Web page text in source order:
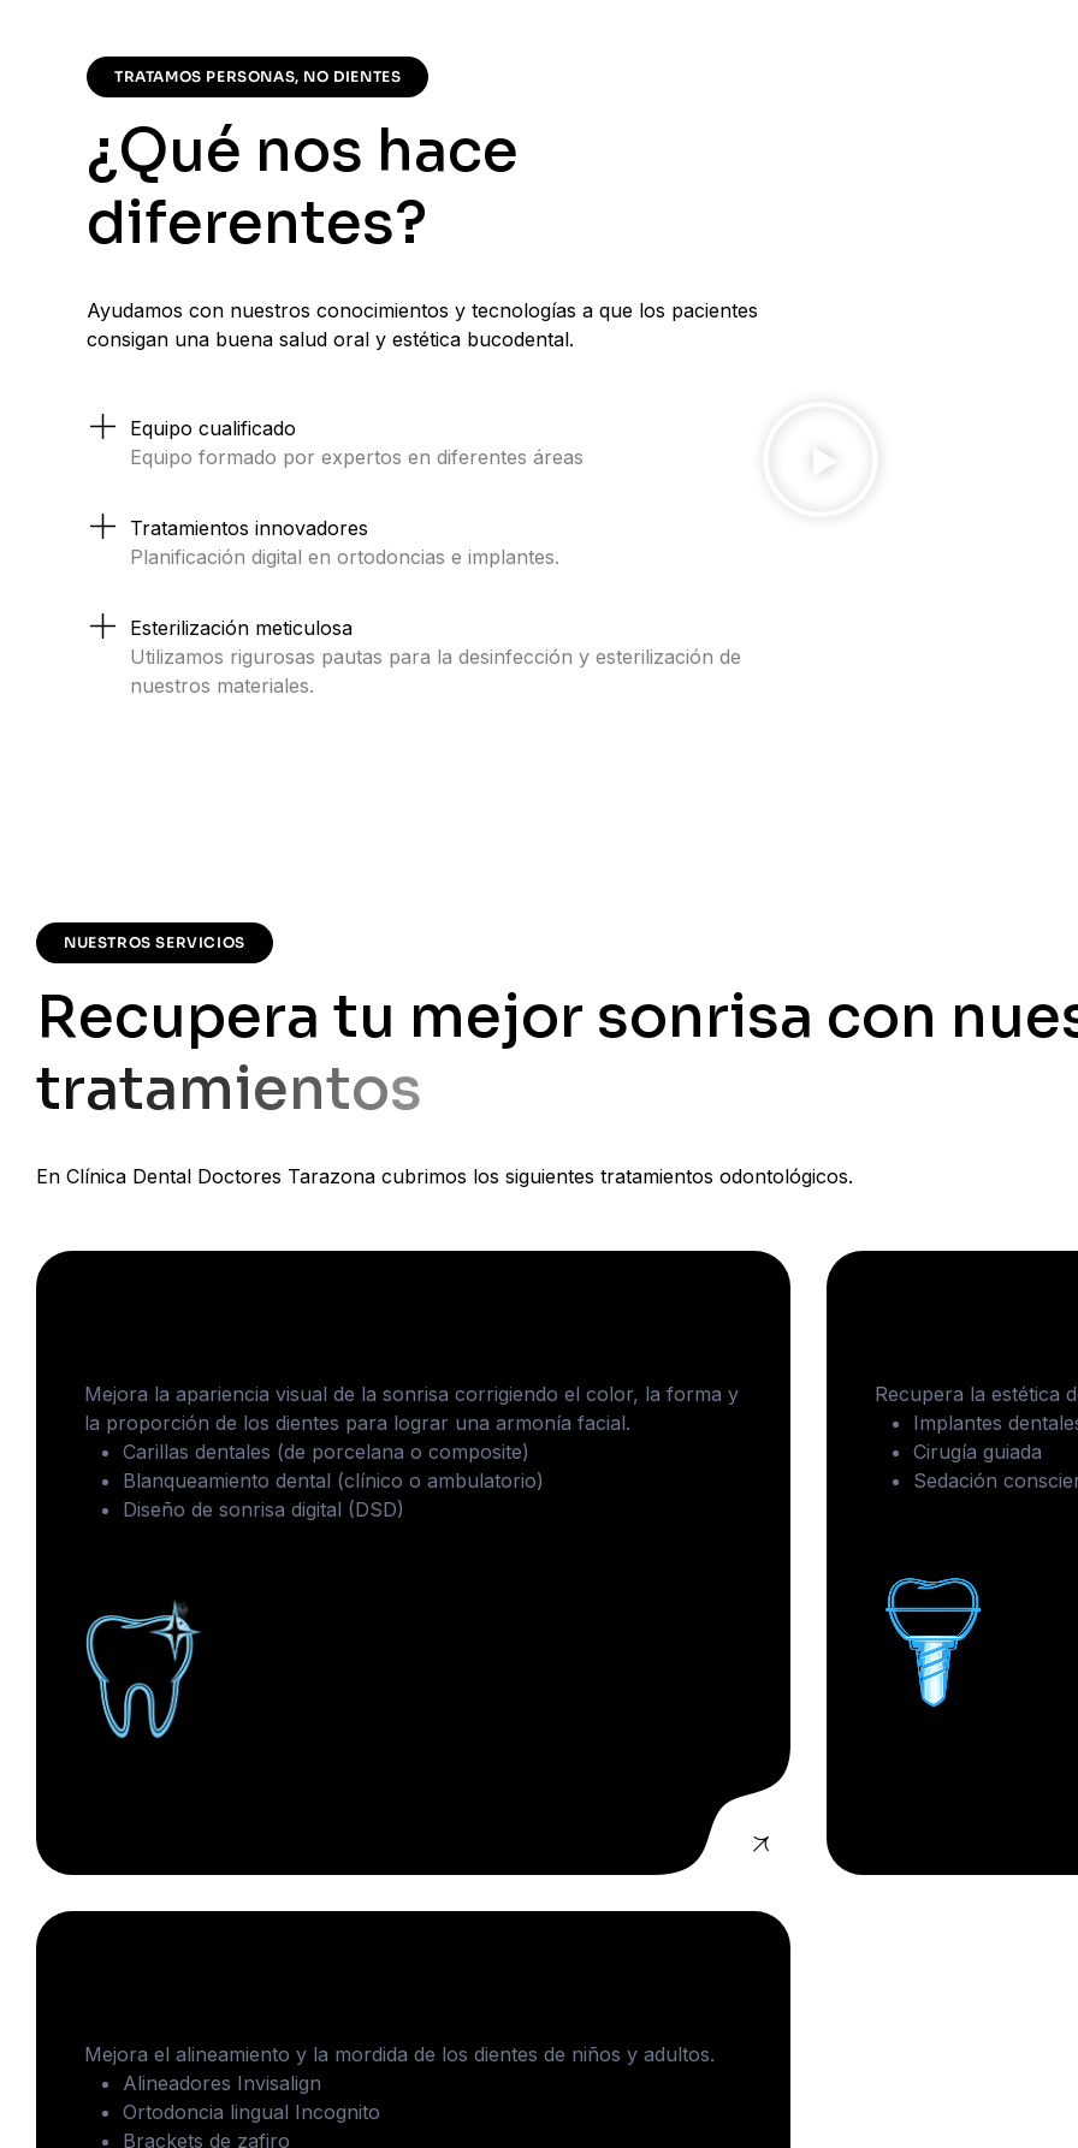
TRATAMOS PERSONAS, NO DIENTES
¿Qué nos hace
diferentes?
Ayudamos con nuestros conocimientos y tecnologías a que los pacientes
consigan una buena salud oral y estética bucodental.
Equipo cualificado
Equipo formado por expertos en diferentes áreas
Tratamientos innovadores
Planificación digital en ortodoncias e implantes.
Esterilización meticulosa
Utilizamos rigurosas pautas para la desinfección y esterilización de
nuestros materiales.
NUESTROS SERVICIOS
Recupera tu mejor sonrisa con nue
tratamientos
En Clínica Dental Doctores Tarazona cubrimos los siguientes tratamientos odontológicos.
Mejora la apariencia visual de la sonrisa corrigiendo el color, la forma y
la proporción de los dientes para lograr una armonía facial.
Carillas dentales (de porcelana o composite)
Blanqueamiento dental (clínico o ambulatorio)
Diseño de sonrisa digital (DSD)
Recupera la estética
Implantes
Cirugía guiada
Sedación
Mejora el alineamiento y la mordida de los dientes de niños y adultos.
Alineadores Invisalign
Ortodoncia lingual Incognito
Brackets de zafiro